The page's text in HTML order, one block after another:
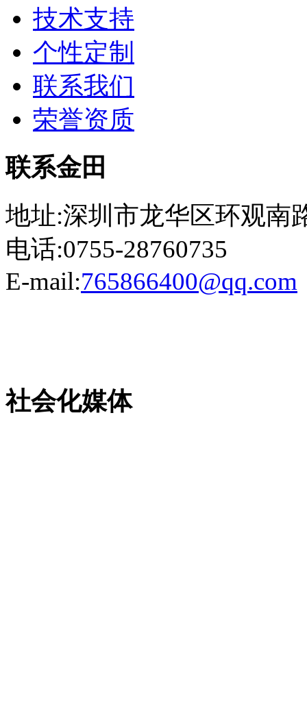
技术支持
个性定制
联系我们
荣誉资质
联系金田
地址:深圳市龙华区环观南
电话:0755-28760735
E-mail:765866400@qq.com
社会化媒体